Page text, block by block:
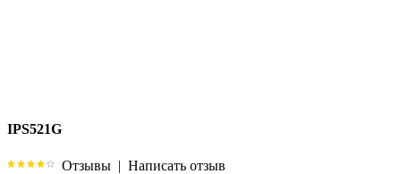
IPS521G
Отзывы | Написать отзыв